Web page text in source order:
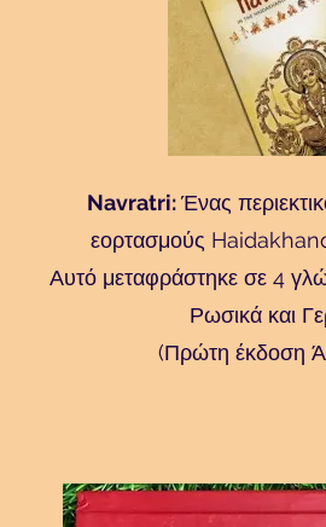
Navratri: Ένας
εορτασμούς
Αυτό μεταφράστηκε σε 4
Ρωσικά και
(Πρώτη έκδοση